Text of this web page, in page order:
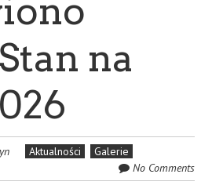
na
Aktualności
Galerie
No Comments